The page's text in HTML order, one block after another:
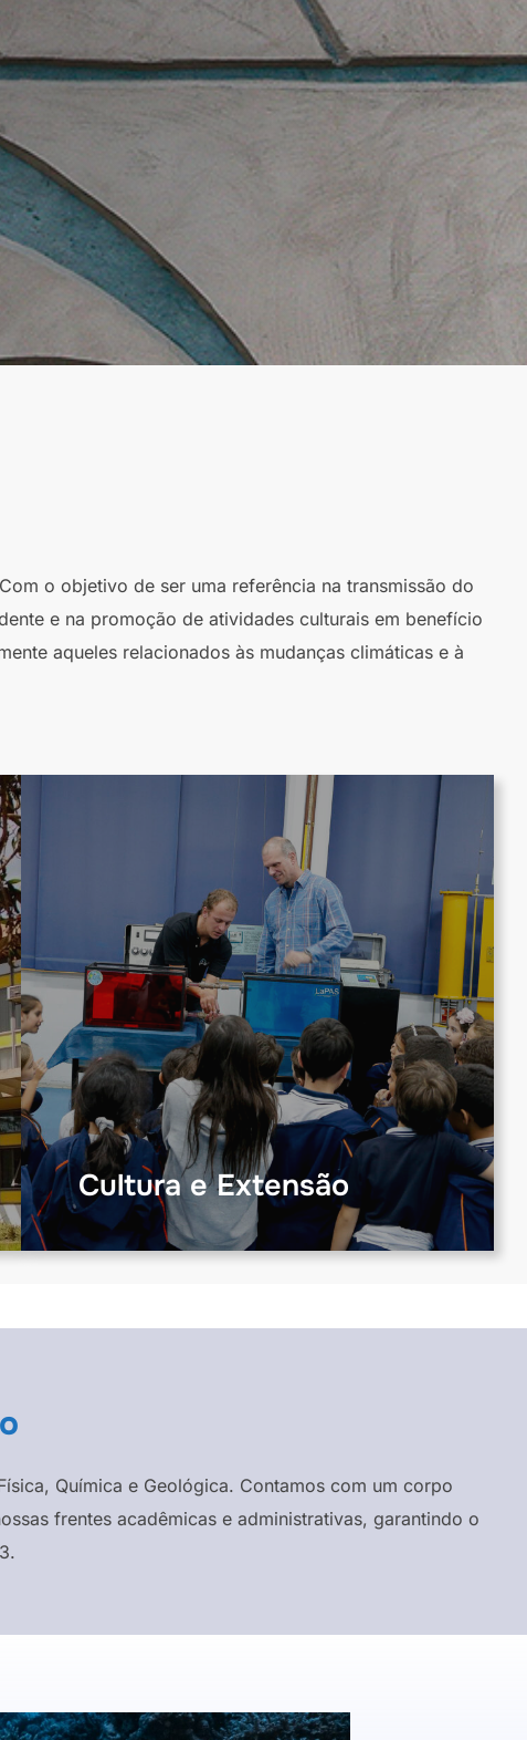
o objetivo de ser uma referência na transmissão do
e na promoção de atividades culturais em benefício
aqueles relacionados às mudanças climáticas e à
Cultura e Extensão
Química e Geológica. Contamos com um corpo
frentes acadêmicas e administrativas, garantindo o